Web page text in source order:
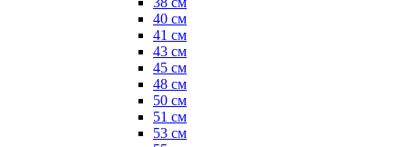
40 см
41 см
43 см
45 см
48 см
50 см
51 см
53 см